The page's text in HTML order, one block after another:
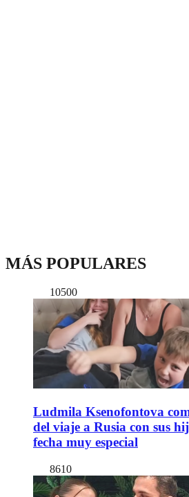
MÁS POPULARES
10500
Ludmila Ksenofontova
del viaje a Rusia con sus
fecha muy especial
8610